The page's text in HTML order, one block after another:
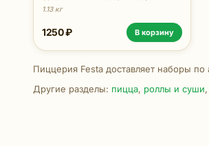
выбор: кисло-сладкий, сырный, BBQ
1.13 кг
1250 ₽ В корзину
Пиццерия Festa доставляет наборы
Другие разделы: пицца, роллы и суши,